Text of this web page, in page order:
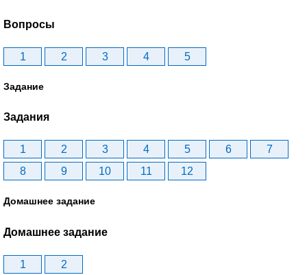
Вопросы
1 2 3 4 5
Задание
Задания
1 2 3 4 5 6
7
8
9 10 11 12
Домашнее задание
Домашнее задание
1 2